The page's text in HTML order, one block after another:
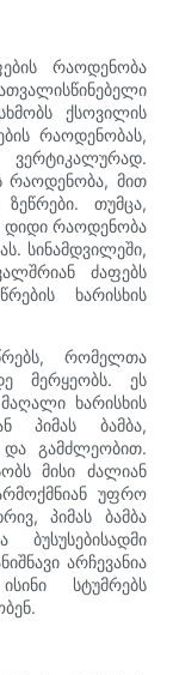
რაოდენობა
ქსოვილის
რაოდენობას,
რაოდენობა, მით
თუმცა,
დიდი რაოდენობა
სინამდვილეში,
ძაფებს
ხარისხის
რომელთა
მერყეობს. ეს
ხარისხის
პიმას ბამბა,
გამძლეობით.
მისი ძალიან
უფრო
პიმას ბამბა
არჩევანია
სტუმრებს